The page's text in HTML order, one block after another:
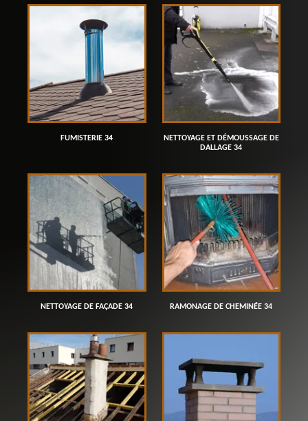
FUMISTERIE 34
NETTOYAGE ET DÉMOUSSAGE DE
DALLAGE 34
NETTOYAGE DE FAÇADE 34 RAMONAGE DE CHEMINÉE 34